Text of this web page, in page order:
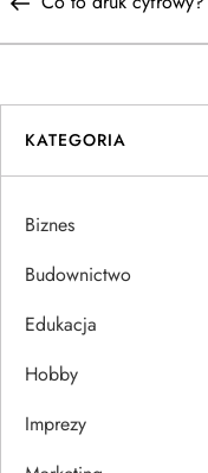
a
w
g
a
c
a
KATEGORIA
Biznes
Budownictwo
Edukacja
Hobby
Imprezy